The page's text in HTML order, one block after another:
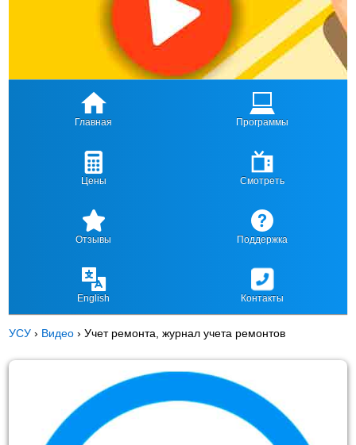
Главная Программы
Цены Смотреть
Отзывы Поддержка
English Контакты
УСУ › Видео ›Учет ремонта, журнал учета ремонтов